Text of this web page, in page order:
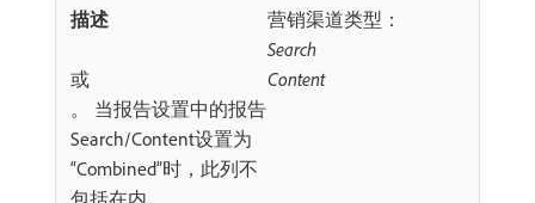
营销渠道类型：
Search
或
Content
。 当报告设置中的报告
Search/Content设置为
“Combined”时，此列不
包括在内。